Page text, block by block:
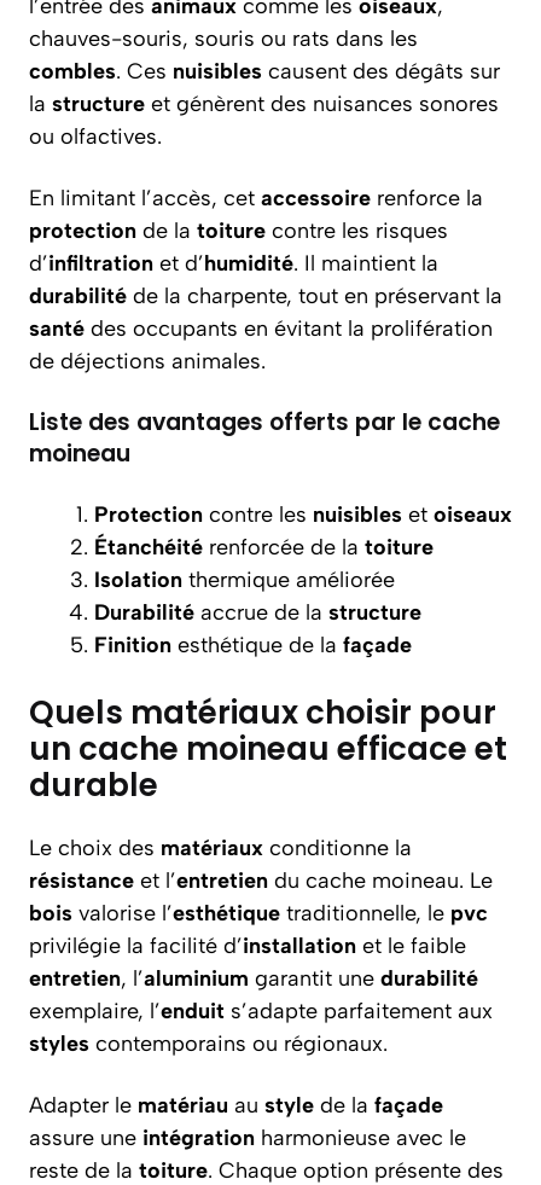
l’entrée des animaux comme les oiseaux,
chauves-souris, souris ou rats dans les
combles. Ces nuisibles causent des dégâts sur
la structure et génèrent des nuisances sonores
ou olfactives.
En limitant l’accès, cet accessoire renforce la
protection de la toiture contre les risques
d’infiltration et d’humidité. Il maintient la
durabilité de la charpente, tout en préservant la
santé des occupants en évitant la prolifération
de déjections animales.
Liste des avantages offerts par le cache
moineau
Protection contre les nuisibles et oiseaux
Étanchéité renforcée de la toiture
Isolation thermique améliorée
Durabilité accrue de la structure
Finition esthétique de la façade
Quels matériaux choisir pour
un cache moineau efficace et
durable
Le choix des matériaux conditionne la
résistance et l’entretien du cache moineau. Le
bois valorise l’esthétique traditionnelle, le pvc
privilégie la facilité d’installation et le faible
entretien, l’aluminium garantit une durabilité
exemplaire, l’enduit s’adapte parfaitement aux
styles contemporains ou régionaux.
Adapter le matériau au style de la façade
assure une intégration harmonieuse avec le
reste de la toiture. Chaque option présente des